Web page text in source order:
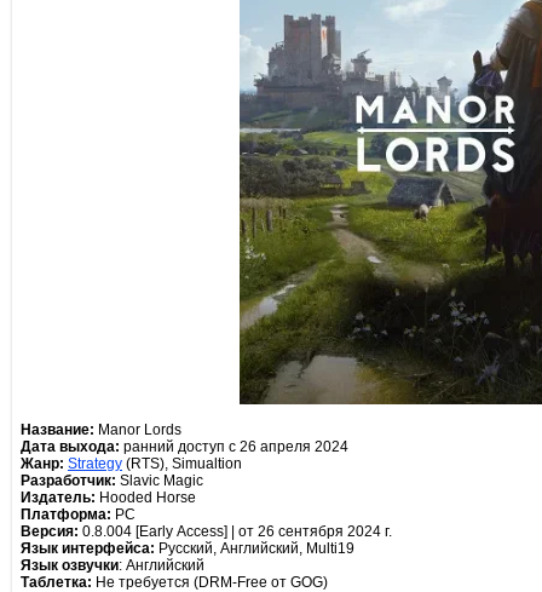
Название: Manor Lords
Дата выхода: ранний доступ с 26 апреля 2024
Жанр: Strategy (RTS), Simualtion
Разработчик: Slavic Magic
Издатель: Hooded Horse
Платформа: PC
Версия: 0.8.004 [Early Access] | от 26 сентября 2024 г.
Язык интерфейса: Русский, Английский, Multi19
Язык озвучки: Английский
Таблетка: Не требуется (DRM-Free от GOG)